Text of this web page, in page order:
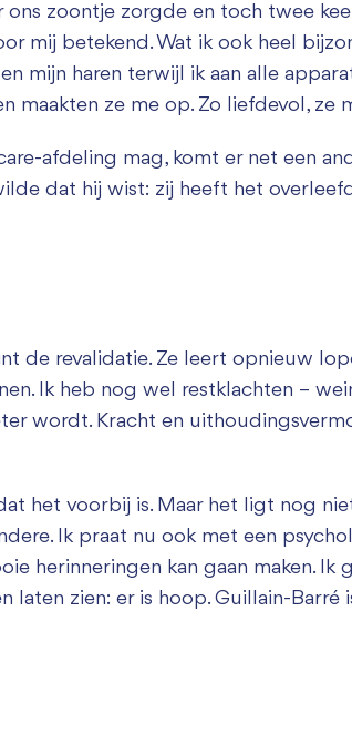
zoontje zorgde en toch twee
mij betekend. Wat ik ook heel
mijn haren terwijl ik aan alle
ze me op. Zo liefdevol, ze
afdeling mag, komt er net een
dat hij wist: zij heeft het
de revalidatie. Ze leert opnieuw
Ik heb nog wel restklachten –
wordt. Kracht en
het voorbij is. Maar het ligt nog
Ik praat nu ook met een
herinneringen kan gaan maken.
laten zien: er is hoop. Guillain-Barré